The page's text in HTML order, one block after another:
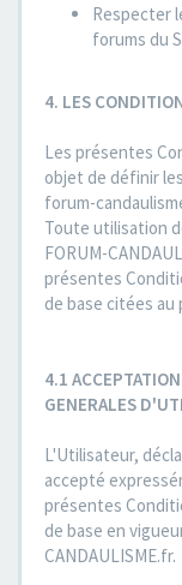
Respecter
forums du
4. LES
Les présentes
objet de définir
forum-
Toute utilisation
FORUM-
présentes
de base citées au
4.1
GENERALES
L'Utilisateur,
accepté
présentes
de base en
CANDAULISME.fr.